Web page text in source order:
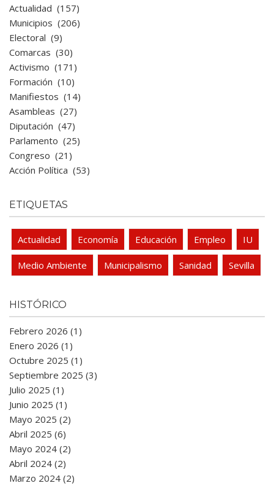
Actualidad (157)
Municipios (206)
Electoral (9)
Comarcas (30)
Activismo (171)
Formación (10)
Manifiestos (14)
Asambleas (27)
Diputación (47)
Parlamento (25)
Congreso (21)
Acción Política (53)
ETIQUETAS
Actualidad Economía Educación Empleo IU
Medio Ambiente Municipalismo Sanidad Sevilla
HISTÓRICO
Febrero 2026 (1)
Enero 2026 (1)
Octubre 2025 (1)
Septiembre 2025 (3)
Julio 2025 (1)
Junio 2025 (1)
Mayo 2025 (2)
Abril 2025 (6)
Mayo 2024 (2)
Abril 2024 (2)
Marzo 2024 (2)